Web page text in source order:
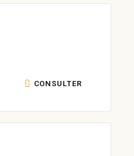
CONSULTER